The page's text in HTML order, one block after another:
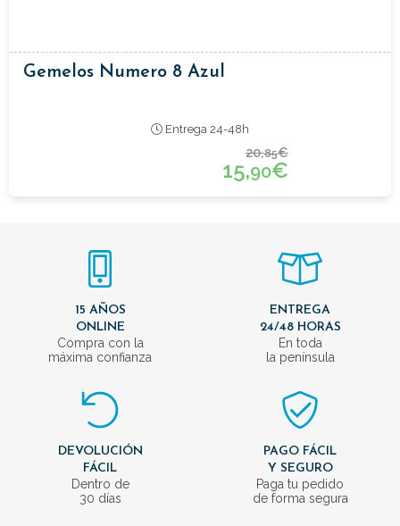
Gemelos Numero 8 Azul
Entrega 24-48h
20,85€
15,90€
15 AÑOS
ONLINE
Compra con la
máxima confianza
ENTREGA
24/48 HORAS
En toda
la península
DEVOLUCIÓN
FÁCIL
Dentro de
30 días
PAGO FÁCIL
Y SEGURO
Paga tu pedido
de forma segura